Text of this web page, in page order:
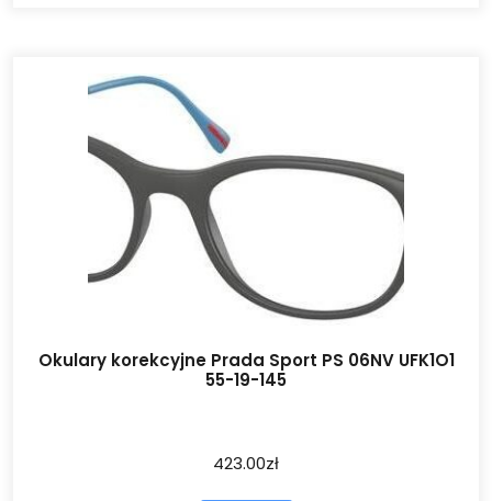
Okulary korekcyjne Prada Sport PS 06NV UFK1O1
55-19-145
423.00zł